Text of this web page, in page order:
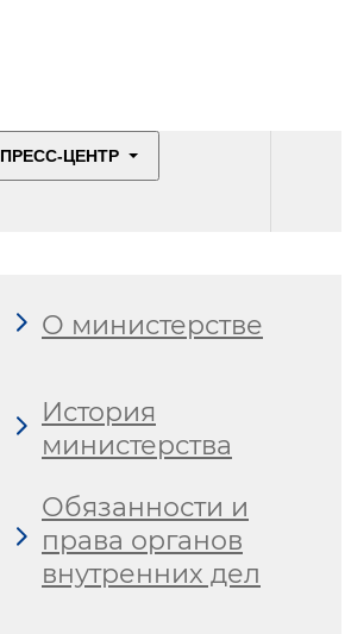
ПРЕСС-ЦЕНТР
О министерстве
История
министерства
Обязанности и
права органов
внутренних дел